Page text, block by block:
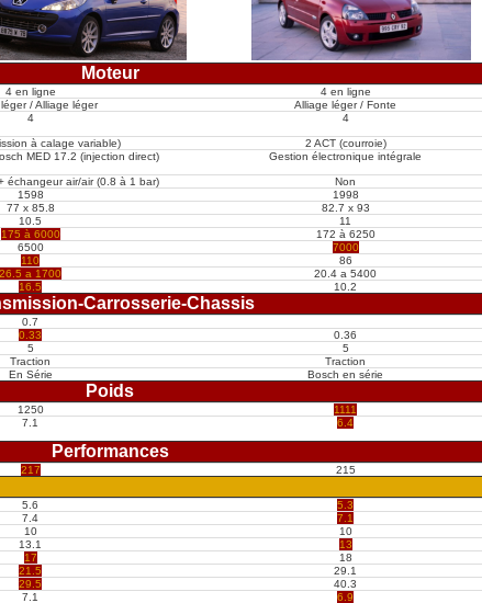
Moteur
4 en ligne
4 en ligne
/ Alliage léger
Alliage léger / Fonte
4 4
à calage variable)
2 ACT (courroie)
MED 17.2 (injection direct) Gestion électronique intégrale
échangeur air/air (0.8 à 1 bar)
Non
1598
1998
77 x 85.8
82.7 x 93
10.5
11
175 à 6000
172 à 6250
6500
7000
110
86
26.5 a 1700
20.4 a 5400
16.5 10.2
Carrosserie-Chassis
0.7
0.33
0.36
5
5
Traction
Traction
En Série Bosch en série
Poids
1250
1111
7.1 6.4
Performances
217 215
5.6
5.3
7.4
7.1
10
10
13.1
13
17
18
21.5
29.1
29.5
40.3
7.1 6.9